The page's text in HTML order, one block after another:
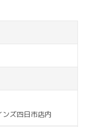
ズ四日市店内